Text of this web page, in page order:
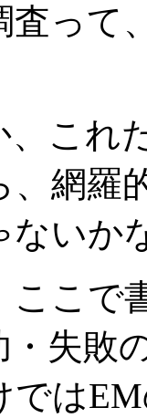
査って
、これ
、網羅
ないか
ここで
・失敗
では